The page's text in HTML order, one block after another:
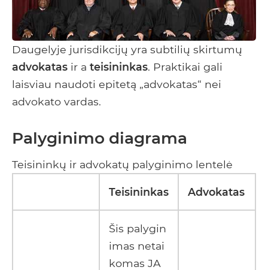
Daugelyje jurisdikcijų yra subtilių skirtumų
advokatas ir a teisininkas. Praktikai gali
laisviau naudoti epitetą „advokatas“ nei
advokato vardas.
Palyginimo diagrama
Teisininkų ir advokatų palyginimo lentelė
Teisininkas Advokatas
Šis palygin
imas netai
komas JA